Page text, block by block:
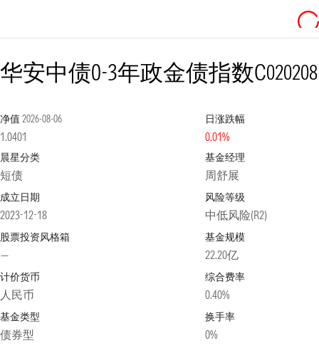
华安中债0-3年政金债指数C020208
净值 2026-08-06
1.0401
日涨跌幅
0.01%
晨星分类
短债
基金经理
周舒展
成立日期
2023-12-18
风险等级
中低风险(R2)
股票投资风格箱
—
基金规模
22.20亿
计价货币
人民币
综合费率
0.40%
基金类型
债券型
换手率
0%